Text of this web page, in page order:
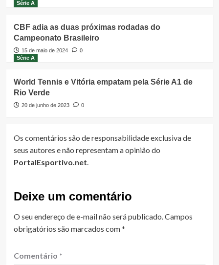
Série A
CBF adia as duas próximas rodadas do
Campeonato Brasileiro
15 de maio de 2024
0
Série A
World Tennis e Vitória empatam pela Série A1 de
Rio Verde
20 de junho de 2023 0
Os comentários são de responsabilidade exclusiva de
seus autores e não representam a opinião do
PortalEsportivo.net
Deixe um comentário
O seu endereço de e-mail não será publicado. Campos
obrigatórios são marcados com*
Comentário *